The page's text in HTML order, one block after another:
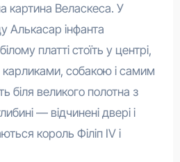
картина Веласкеса. У
Алькасар інфанта
платті стоїть у центрі,
собакою і самим
біля великого полотна з
— відчинені двері і
король Філіп IV і